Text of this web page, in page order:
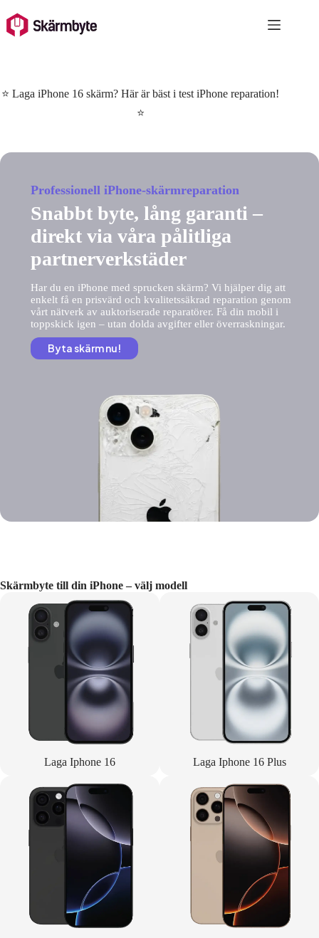
to
content
⭐ Laga iPhone 16 skärm? Här är bäst i test iPhone reparation!
⭐
Professionell iPhone-skärmreparation
Snabbt byte, lång garanti –
direkt via våra pålitliga
partnerverkstäder
Har du en iPhone med sprucken skärm? Vi hjälper dig att
enkelt få en prisvärd och kvalitetssäkrad reparation genom
vårt nätverk av auktoriserade reparatörer. Få din mobil i
toppskick igen – utan dolda avgifter eller överraskningar.
Byta skärm nu!
Skärmbyte till din iPhone – välj modell
Laga Iphone 16 Laga Iphone 16 Plus